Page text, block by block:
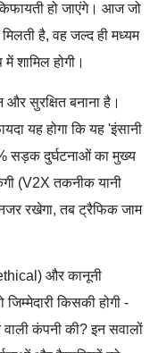
हो जाएंगे। आज जो
है, वह जल्द ही मध्यम
शामिल होगी।
और सुरक्षित बनाना है।
यह होगा कि यह 'इंसानी
सड़क दुर्घटनाओं का मुख्य
(V2X तकनीक यानी
रखेगा, तब ट्रैफिक जाम
और कानूनी
किसकी होगी -
कंपनी की? इन सवालों